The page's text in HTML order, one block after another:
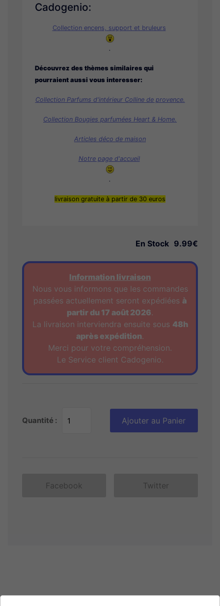
Cadogenio:
Collection encens, support et bruleurs
.
Découvrez des thèmes similaires qui
pourraient aussi vous interesser:
Collection Parfums d'intérieur Colline de provence.
Collection Bougies parfumées Heart & Home.
Articles déco de maison
Notre page d'accueil
.
livraison gratuite à partir de 30 euros
En Stock 9.99€
Information livraison
Nous vous informons que les commandes
passées actuellement seront expédiées à
partir du 17 août 2026.
La livraison interviendra ensuite sous 48h
après expédition.
Merci pour votre compréhension.
Le Service client Cadogenio.
Quantité : Ajouter au Panier
Facebook Twitter